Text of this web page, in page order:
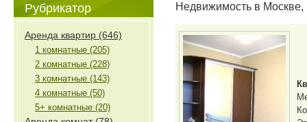
Рубрикатор
Аренда квартир (646)
1 комнатные (205)
2 комнатные (228)
3 комнатные (143)
4 комнатные (50)
5+ комнатные (20)
Недвижимость в Москве,